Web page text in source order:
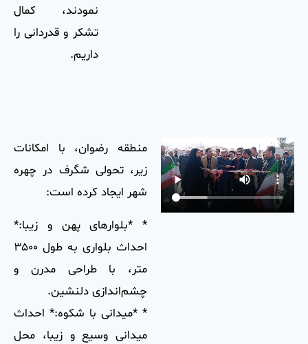
نمودند، کمال
تشکر و قدردانی را
داریم.
منطقه رضوان، با امکانات
زیر، تحولی شگرف در چهره
شهر ایجاد کرده است:
* *بلوارهای پهن و زیبا:*
احداث بلواری به طول ۳۵۰۰
متر، با طراحی مدرن و
چشم‌اندازی دلنشین.
* *میدانی با شکوه:* احداث
میدانی وسیع و زیبا، محل